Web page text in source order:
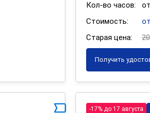
Кол-во часов:
Стоимость:
Старая цена:
Получить
-17% до 17 августа